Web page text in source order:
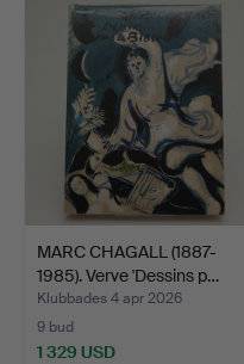
MARC CHAGALL (1887-
1985). Verve 'Dessins p…
Klubbades 4 apr 2026
9 bud
1 329 USD